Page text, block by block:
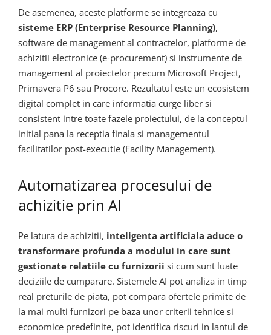
De asemenea, aceste platforme se integreaza cu
sisteme ERP (Enterprise Resource Planning),
software de management al contractelor, platforme de
achizitii electronice (e-procurement) si instrumente de
management al proiectelor precum Microsoft Project,
Primavera P6 sau Procore. Rezultatul este un ecosistem
digital complet in care informatia curge liber si
consistent intre toate fazele proiectului, de la conceptul
initial pana la receptia finala si managementul
facilitatilor post-executie (Facility Management).
Automatizarea procesului de
achizitie prin AI
Pe latura de achizitii, inteligenta artificiala aduce o
transformare profunda a modului in care sunt
gestionate relatiile cu furnizorii si cum sunt luate
deciziile de cumparare. Sistemele AI pot analiza in timp
real preturile de piata, pot compara ofertele primite de
la mai multi furnizori pe baza unor criterii tehnice si
economice predefinite, pot identifica riscuri in lantul de